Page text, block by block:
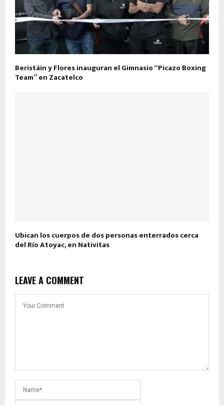
Beristáin y Flores inauguran el Gimnasio “Picazo Boxing
Team” en Zacatelco
Ubican los cuerpos de dos personas enterrados cerca
del Río Atoyac, en Nativitas
LEAVE A COMMENT